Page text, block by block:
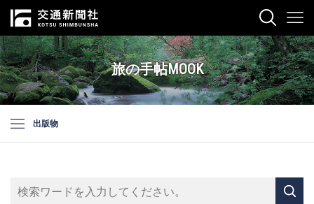
旅の手帖MOOK
出版物